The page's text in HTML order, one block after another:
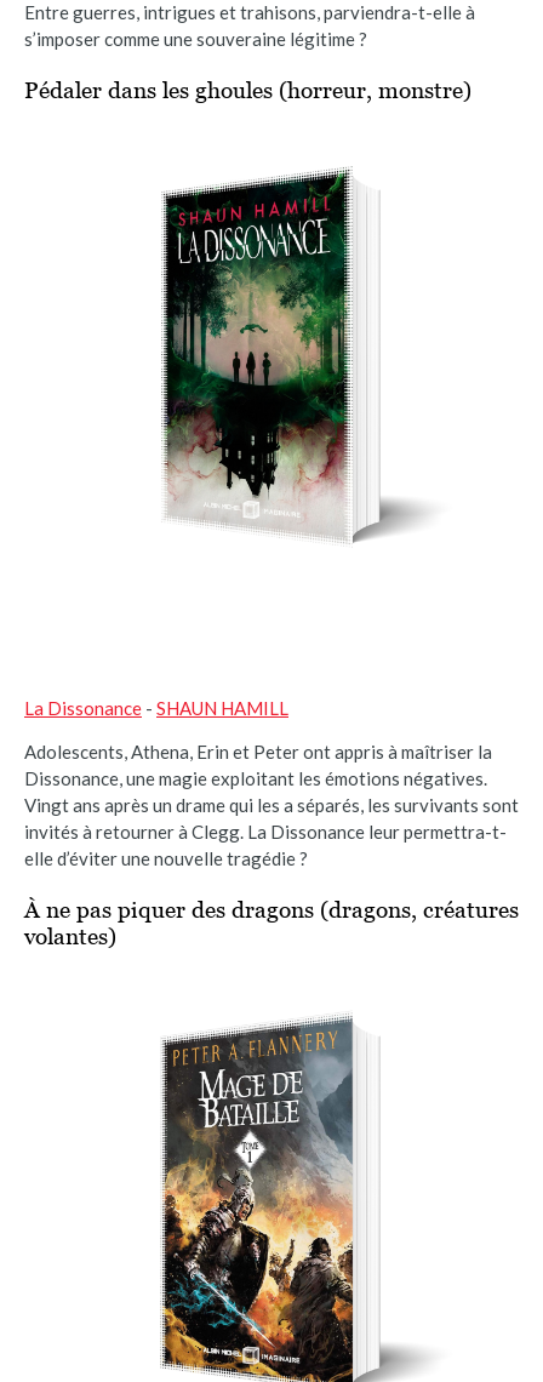
Entre guerres, intrigues et trahisons, parviendra-t-elle à
s’imposer comme une souveraine légitime ?
Pédaler dans les ghoules (horreur, monstre)
La Dissonance - SHAUN HAMILL
Adolescents, Athena, Erin et Peter ont appris à maîtriser la
Dissonance, une magie exploitant les émotions négatives.
Vingt ans après un drame qui les a séparés, les survivants sont
invités à retourner à Clegg. La Dissonance leur permettra-t-
elle d’éviter une nouvelle tragédie ?
À ne pas piquer des dragons (dragons, créatures
volantes)